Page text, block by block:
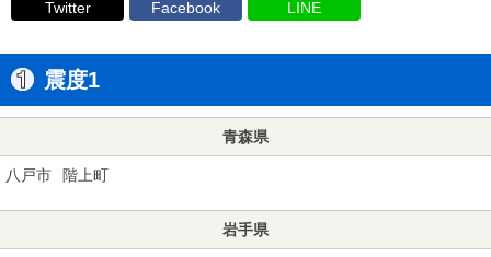
Twitter Facebook LINE
震度1
青森県
八戸市 階上町
岩手県